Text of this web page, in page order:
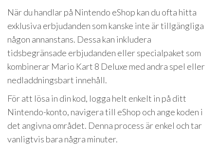
När du handlar på Nintendo eShop kan du ofta hitta
exklusiva erbjudanden som kanske inte är tillgängliga
någon annanstans. Dessa kan inkludera
tidsbegränsade erbjudanden eller specialpaket som
kombinerar Mario Kart 8 Deluxe med andra spel eller
nedladdningsbart innehåll.
För att lösa in din kod, logga helt enkelt in på ditt
Nintendo-konto, navigera till eShop och ange koden i
det angivna området. Denna process är enkel och tar
vanligtvis bara några minuter.